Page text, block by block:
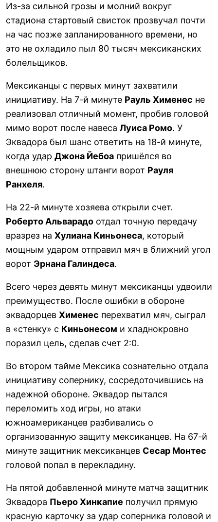
Из-за сильной грозы и молний вокруг
стадиона стартовый свисток прозвучал почти
на час позже запланированного времени, но
это не охладило пыл 80 тысяч мексиканских
болельщиков.
Мексиканцы с первых минут захватили
инициативу. На 7-й минуте Рауль Хименес не
реализовал отличный момент, пробив головой
мимо ворот после навеса Луиса Ромо. У
Эквадора был шанс ответить на 18-й минуте,
когда удар Джона Йебоа пришёлся во
внешнюю сторону штанги ворот Рауля
Ранхеля.
На 22-й минуте хозяева открыли счет.
Роберто Альварадо отдал точную передачу
вразрез на Хулиана Киньонеса, который
мощным ударом отправил мяч в ближний угол
ворот Эрнана Галиндеса.
Всего через девять минут мексиканцы удвоили
преимущество. После ошибки в обороне
эквадорцев Хименес перехватил мяч, сыграл
в «стенку» с Киньонесом и хладнокровно
поразил цель, сделав счет 2:0.
Во втором тайме Мексика сознательно отдала
инициативу сопернику, сосредоточившись на
надежной обороне. Эквадор пытался
переломить ход игры, но атаки
южноамериканцев разбивались о
организованную защиту мексиканцев. На 67-й
минуте защитник мексиканцев Сесар Монтес
головой попал в перекладину.
На пятой добавленной минуте матча защитник
Эквадора Пьеро Хинкапие получил прямую
красную карточку за удар соперника головой и